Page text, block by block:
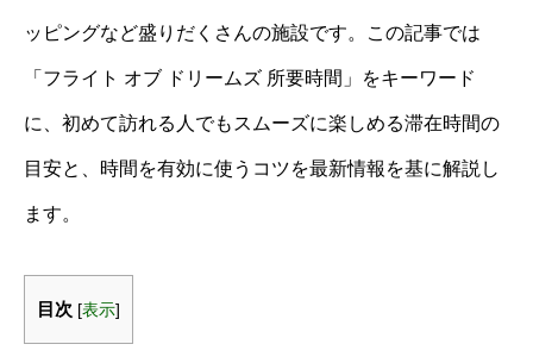
ッピングなど盛りだくさんの施設です。この記事では
「フライト オブ ドリームズ 所要時間」をキーワード
に、初めて訪れる人でもスムーズに楽しめる滞在時間の
目安と、時間を有効に使うコツを最新情報を基に解説し
ます。
目次 [表示]